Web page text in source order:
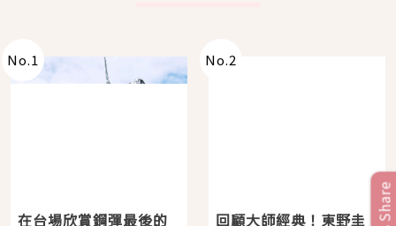
No.1
在台場欣賞鋼彈最後的
No.2
回顧大師經典！東野圭 Share